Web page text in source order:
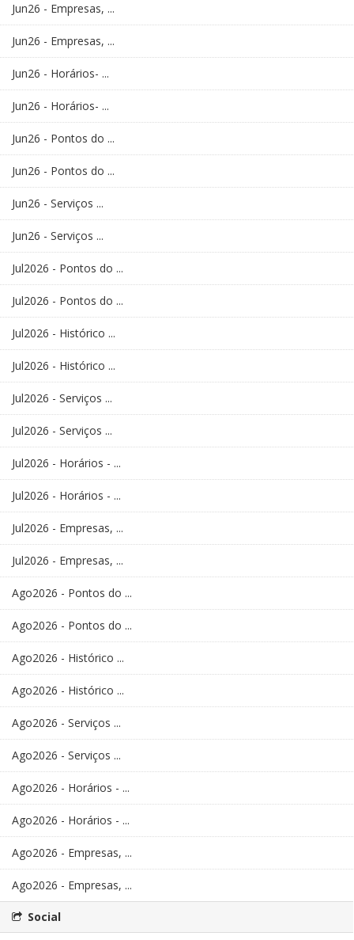
Jun26 - Empresas, ...
Jun26 - Empresas, ...
Jun26 - Horários- ...
Jun26 - Horários- ...
Jun26 - Pontos do ...
Jun26 - Pontos do ...
Jun26 - Serviços ...
Jun26 - Serviços ...
Jul2026 - Pontos do ...
Jul2026 - Pontos do ...
Jul2026 - Histórico ...
Jul2026 - Histórico ...
Jul2026 - Serviços ...
Jul2026 - Serviços ...
Jul2026 - Horários - ...
Jul2026 - Horários - ...
Jul2026 - Empresas, ...
Jul2026 - Empresas, ...
Ago2026 - Pontos do ...
Ago2026 - Pontos do ...
Ago2026 - Histórico ...
Ago2026 - Histórico ...
Ago2026 - Serviços ...
Ago2026 - Serviços ...
Ago2026 - Horários - ...
Ago2026 - Horários - ...
Ago2026 - Empresas, ...
Ago2026 - Empresas, ...
Social